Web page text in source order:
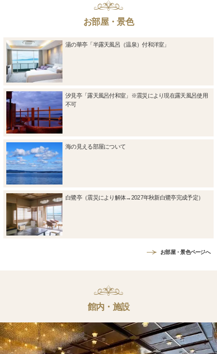
お部屋・景色
湯の華亭「半露天風呂（温泉）付和洋室」
汐見亭「露天風呂付和室」※震災により現在露天風呂使用
不可
海の見える部屋について
白鷺亭（震災により解体→2027年秋新白鷺亭完成予定）
お部屋・景色ページへ
館内・施設